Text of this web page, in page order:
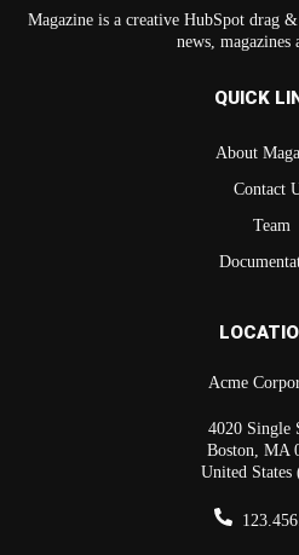
Magazine is a creative HubSpot drag
news, magazines
QUICK
About
Contact
Team
Acme
4020 Single
Boston, MA
United States